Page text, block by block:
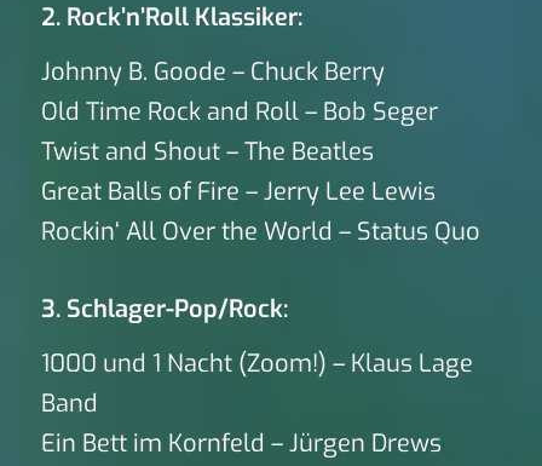
2. Rock’n’Roll Klassiker:
Johnny B. Goode – Chuck Berry
Old Time Rock and Roll – Bob Seger
Twist and Shout – The Beatles
Great Balls of Fire – Jerry Lee Lewis
Rockin‘ All Over the World – Status Quo
3. Schlager-Pop/Rock:
1000 und 1 Nacht (Zoom!) – Klaus Lage
Band
Ein Bett im Kornfeld – Jürgen Drews